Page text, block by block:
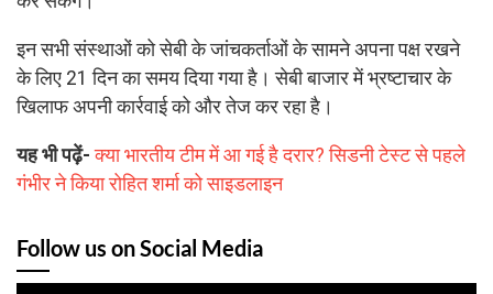
इन सभी संस्थाओं को सेबी के जांचकर्ताओं के सामने अपना पक्ष रखने
के लिए 21 दिन का समय दिया गया है। सेबी बाजार में भ्रष्टाचार के
खिलाफ अपनी कार्रवाई को और तेज कर रहा है।
यह भी पढ़ें- क्या भारतीय टीम में आ गई है दरार? सिडनी टेस्ट से पहले
गंभीर ने किया रोहित शर्मा को साइडलाइन
Follow us on Social Media